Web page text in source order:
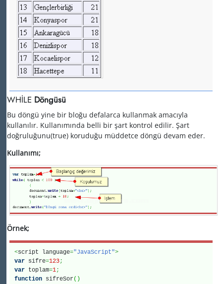
WHİLE Döngüsü
Bu döngü yine bir bloğu defalarca kullanmak amacıyla
kullanılır. Kullanımında belli bir şart kontrol edilir. Şart
doğruluğunu(true) koruduğu müddetce döngü devam eder.
Kullanımı;
Örnek;
<script language="JavaScript">
var sifre=123;
var toplam=1;
function sifreSor( )